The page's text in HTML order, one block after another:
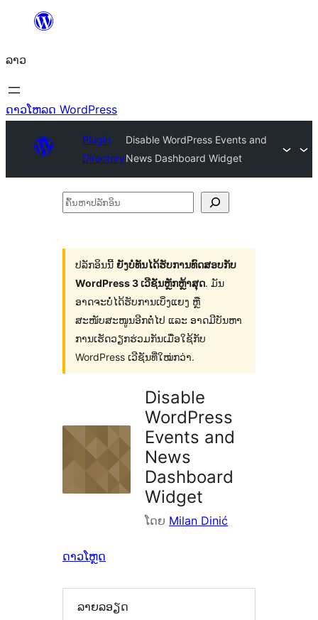
ທີ່
ເນື້ອຫາ
ລາວ
ດາວໂຫລດ WordPress
Plugin
Directory
Disable WordPress Events and
News Dashboard Widget
ຄົ້ນ
ລັກ
ອິນ
ປລັກອິນນີ້ ຍັງບໍ່ທັນໄດ້ຮັບການທົດສອບກັບ
WordPress 3 ເວີຊັນຫຼັກຫຼ້າສຸດ. ມັນ
ອາດຈະບໍ່ໄດ້ຮັບການເບິ່ງແຍງ ຫຼື
ສະໜັບສະໜູນອີກຕໍ່ໄປ ແລະ ອາດມີບັນຫາ
ການເຮັດວຽກຮ່ວມກັນເມື່ອໃຊ້ກັບ
WordPress ເວີຊັນທີ່ໃໝ່ກວ່າ.
Disable
WordPress
Events and
News
Dashboard
Widget
ໂດຍ Milan Dinić
ດາວໂຫຼດ
ລາຍລອຽດ